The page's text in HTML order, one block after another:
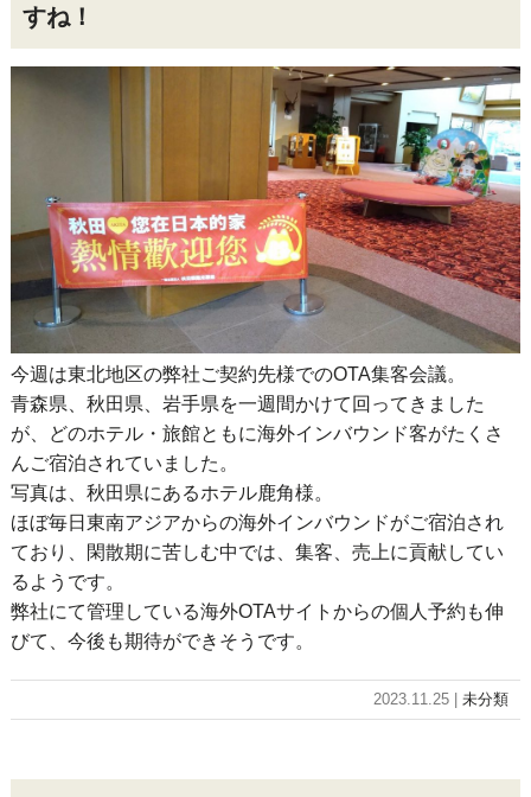
すね！
今週は東北地区の弊社ご契約先様でのOTA集客会議。
青森県、秋田県、岩手県を一週間かけて回ってきました
が、どのホテル・旅館ともに海外インバウンド客がたくさ
んご宿泊されていました。
写真は、秋田県にあるホテル鹿角様。
ほぼ毎日東南アジアからの海外インバウンドがご宿泊され
ており、閑散期に苦しむ中では、集客、売上に貢献してい
るようです。
弊社にて管理している海外OTAサイトからの個人予約も伸
びて、今後も期待ができそうです。
2023.11.25 |未分類